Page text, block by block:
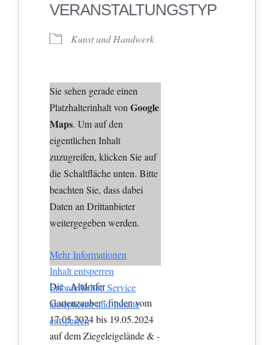
VERANSTALTUNGSTYP
Kunst und Handwerk
Sie sehen gerade einen
Platzhalterinhalt vonGoogle
Maps. Um auf den
eigentlichen Inhalt
zuzugreifen, klicken Sie auf
die Schaltfläche unten. Bitte
beachten Sie, dass dabei
Daten an Drittanbieter
weitergegeben werden.
Mehr Informationen
Inhalt entsperren
Erforderlichen Service
akzeptieren und Inhalte
entsperren
Die „Altdorfer
Gartenzauber“ finden vom
17.05.2024 bis 19.05.2024
auf dem Ziegeleigelände & -